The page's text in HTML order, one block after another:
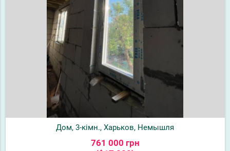
Дом, 3-кімн., Харьков, Немышля
761 000 грн